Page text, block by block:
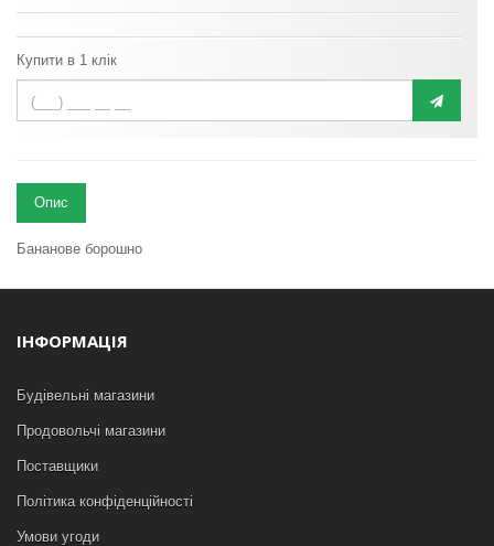
Купити в 1 клік
Опис
Бананове борошно
ІНФОРМАЦІЯ
Будівельні магазини
Продовольчі магазини
Поставщики
Політика конфіденційності
Умови угоди